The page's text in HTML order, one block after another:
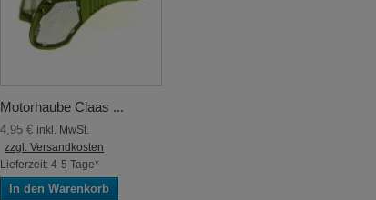
Motorhaube Claas ...
4,95 € inkl. MwSt.
zzgl. Versandkosten
Lieferzeit: 4-5 Tage*
In den Warenkorb